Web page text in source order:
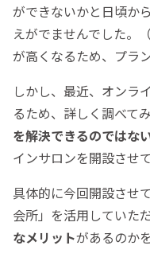
ができないかと日頃か
えがでませんでした。
が高くなるため、プラ
しかし、最近、オンラ
るため、詳しく調べて
を解決できるのではな
インサロンを開設させ
具体的に今回開設させ
会所」を活用していた
なメリットがあるのか